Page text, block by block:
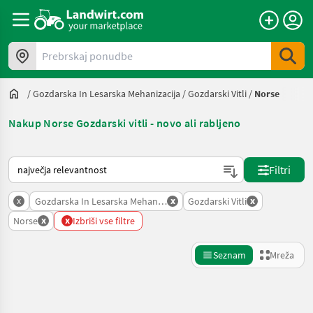
Prebrskaj ponudbe
/Gozdarska In Lesarska Mehanizacija /Gozdarski Vitli / Norse
Nakup Norse Gozdarski vitli - novo ali rabljeno
Tako je razvrščeno na Landwirt.com
Filtri
x Gozdarska In Lesarska Mehanizacija
x Gozdarski Vitli x
Norse x x Izbriši vse filtre
Seznam Mreža